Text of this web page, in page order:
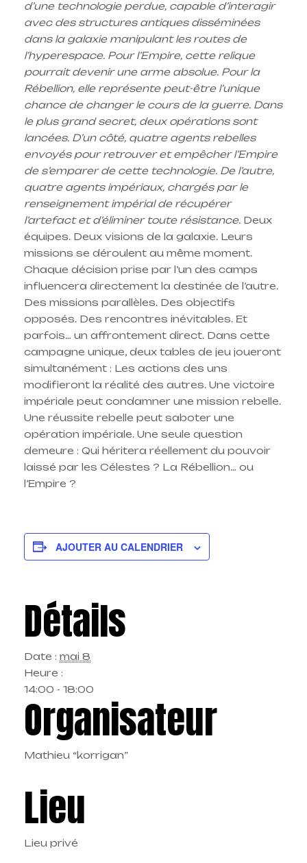
d’une technologie perdue, capable d’interagir
avec des structures antiques disséminées
dans la galaxie manipulant les routes de
l’hyperespace. Pour l’Empire, cette relique
pourrait devenir une arme absolue. Pour la
Rébellion, elle représente peut-être l’unique
chance de changer le cours de la guerre. Dans
le plus grand secret, deux opérations sont
lancées. D’un côté, quatre agents rebelles
envoyés pour retrouver et empêcher l’Empire
de s’emparer de cette technologie. De l’autre,
quatre agents impériaux, chargés par le
renseignement impérial de récupérer
l’artefact et d’éliminer toute résistance. Deux
équipes. Deux visions de la galaxie. Leurs
missions se déroulent au même moment.
Chaque décision prise par l’un des camps
influencera directement la destinée de l’autre.
Des missions parallèles. Des objectifs
opposés. Des rencontres inévitables. Et
parfois… un affrontement direct. Dans cette
campagne unique, deux tables de jeu joueront
simultanément : Les actions des uns
modifieront la réalité des autres. Une victoire
impériale peut condamner une mission rebelle.
Une réussite rebelle peut saboter une
opération impériale. Une seule question
demeure : Qui héritera réellement du pouvoir
laissé par les Célestes ? La Rébellion… ou
l’Empire ?
AJOUTER AU CALENDRIER
Détails
Date : mai 8
Heure :
14:00 - 18:00
Organisateur
Mathieu “korrigan”
Lieu
Lieu privé